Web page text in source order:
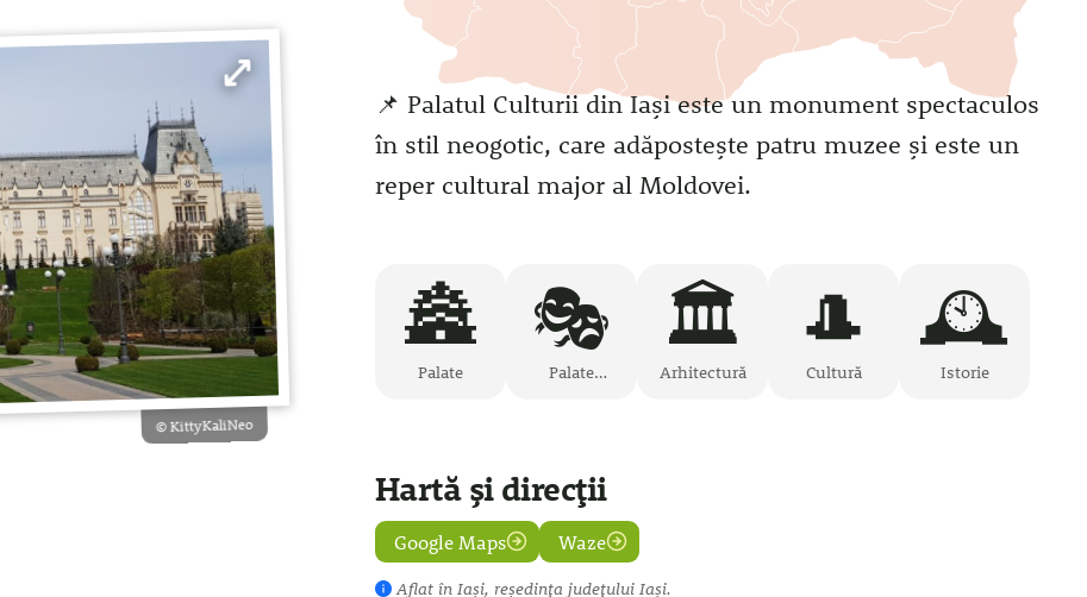
© KittyKaliNeo
📌 Palatul Culturii din Iași este un monument spectaculos
în stil neogotic, care adăpostește patru muzee și este un
reper cultural major al Moldovei.
🏯
Palate
🎭
Palate
🏛️
Arhitectură
🎩
Cultură
🕰️
Istorie
Hartă și direcții
Google Maps Waze
Aflat în Iași, reședința județului Iași.